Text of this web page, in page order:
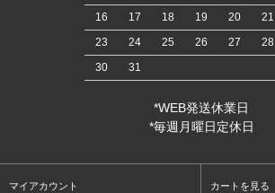
16
17 18 19 20 21
23
24 25 26 27 28
30
31
*WEB発送休業日
*毎週月曜日定休日
マイアカウント カートを見る